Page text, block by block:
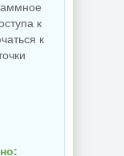
фото к
к